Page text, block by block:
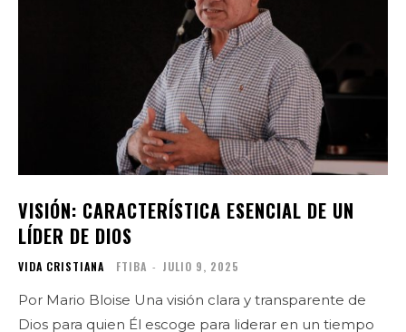
VISIÓN: CARACTERÍSTICA ESENCIAL DE UN
LÍDER DE DIOS
VIDA CRISTIANA FTIBA - JULIO 9, 2025
Por Mario Bloise Una visión clara y transparente de
Dios para quien Él escoge para liderar en un tiempo